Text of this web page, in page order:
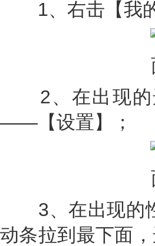
1、右击【我
2、在出现的
——【设置】；
3、在出现的性
动条拉到最下面